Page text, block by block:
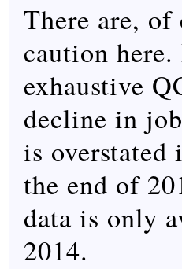
There are,
caution
exhaustive
decline in
is overstated
the end of
data is only
2014.